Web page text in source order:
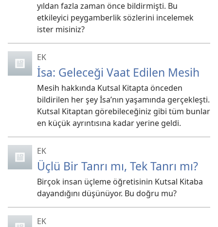
yıldan fazla zaman önce bildirmişti. Bu
etkileyici peygamberlik sözlerini incelemek
ister misiniz?
EK
İsa: Geleceği Vaat Edilen Mesih
Mesih hakkında Kutsal Kitapta önceden
bildirilen her şey İsa’nın yaşamında gerçekleşti.
Kutsal Kitaptan görebileceğiniz gibi tüm bunlar
en küçük ayrıntısına kadar yerine geldi.
EK
Üçlü Bir Tanrı mı, Tek Tanrı mı?
Birçok insan üçleme öğretisinin Kutsal Kitaba
dayandığını düşünüyor. Bu doğru mu?
EK